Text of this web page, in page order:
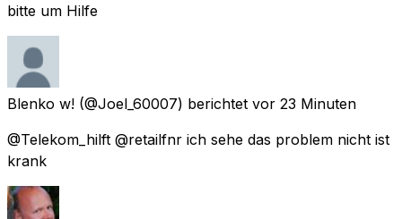
bitte um Hilfe
Blenko w! (@Joel_60007) berichtet vor 23 Minuten
@Telekom_hilft @retailfnr ich sehe das problem nicht ist
krank